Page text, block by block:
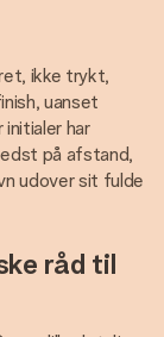
ikke trykt,
uanset
har
på afstand,
udover sit fulde
råd til